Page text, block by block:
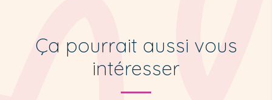
Ça pourrait aussi vous
intéresser